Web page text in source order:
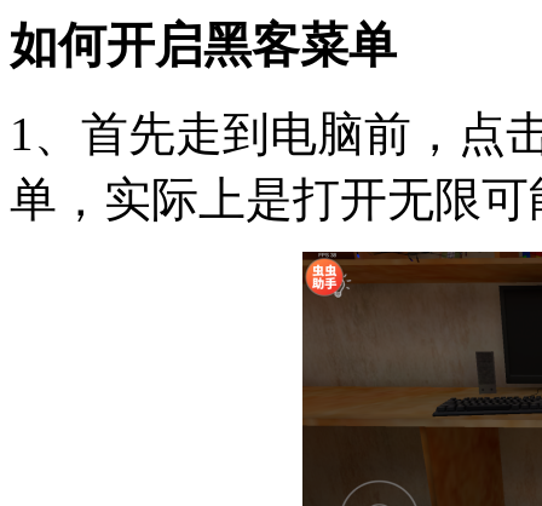
如何开启黑客菜单
1、首先走到电脑前，点
单，实际上是打开无限